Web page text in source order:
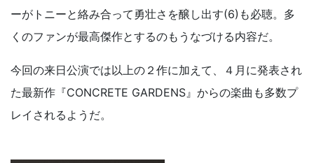
ーがトニーと絡み合って勇壮さを醸し出す(6)も必聴。多
くのファンが最高傑作とするのもうなづける内容だ。
今回の来日公演では以上の２作に加えて、４月に発表され
た最新作『CONCRETE GARDENS』からの楽曲も多数プ
レイされるようだ。